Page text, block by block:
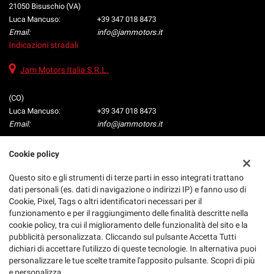
21050 Bisuschio (VA)
Luca Mancuso:
+39 347 018 8473
Email:
info@jammotors.it
Indicazioni stradali
Jam Motors Italia S.R.L.
(CO)
Luca Mancuso:
+39 347 018 8473
Email:
info@jammotors.it
Jam Motors Italia
P.IVA:03188200137
Registro delle imprese:CO
N°Reg. Imprese di Como n. 03188200137
Cookie policy
Questo sito e gli strumenti di terze parti in esso integrati trattano
dati personali (es. dati di navigazione o indirizzi IP) e fanno uso di
Cookie, Pixel, Tags o altri identificatori necessari per il
funzionamento e per il raggiungimento delle finalità descritte nella
cookie policy, tra cui il miglioramento delle funzionalità del sito e la
pubblicità personalizzata. Cliccando sul pulsante Accetta Tutti
dichiari di accettare l'utilizzo di queste tecnologie. In alternativa puoi
personalizzare le tue scelte tramite l'apposito pulsante. Scopri di più